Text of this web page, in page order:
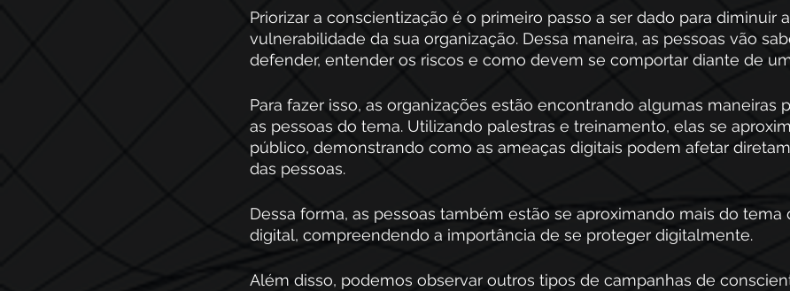
Priorizar a conscientização é o primeiro passo a ser dado para diminuir a
vulnerabilidade da sua organização. Dessa maneira, as pessoas vão
defender, entender os riscos e como devem se comportar diante de
Para fazer isso, as organizações estão encontrando algumas maneiras
as pessoas do tema. Utilizando palestras e treinamento, elas se
público, demonstrando como as ameaças digitais podem afetar
das pessoas.
Dessa forma, as pessoas também estão se aproximando mais do tema
digital, compreendendo a importância de se proteger digitalmente.
Além disso, podemos observar outros tipos de campanhas de